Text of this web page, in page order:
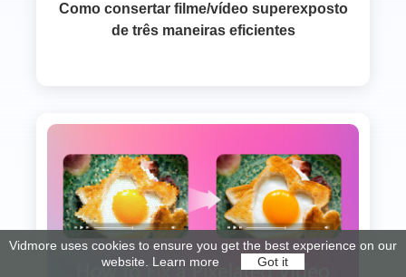
Como consertar filme/vídeo superexposto
de três maneiras eficientes
Vidmore uses cookies to ensure you get the best experience on our
website. Learn more Got it